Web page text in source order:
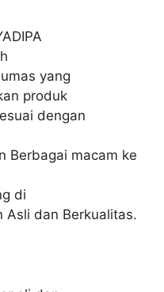
yang
produk
dengan
Berbagai macam ke
di
Asli dan Berkualitas.